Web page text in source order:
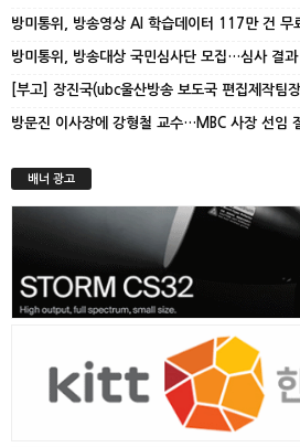
방미통위, 방송영상 AI 학습데이터 117만 건 무
방미통위, 방송대상 국민심사단 모집…심사 결
[부고] 장진국(ubc울산방송 보도국 편집제작팀
방문진 이사장에 강형철 교수…MBC 사장 선임
배너 광고